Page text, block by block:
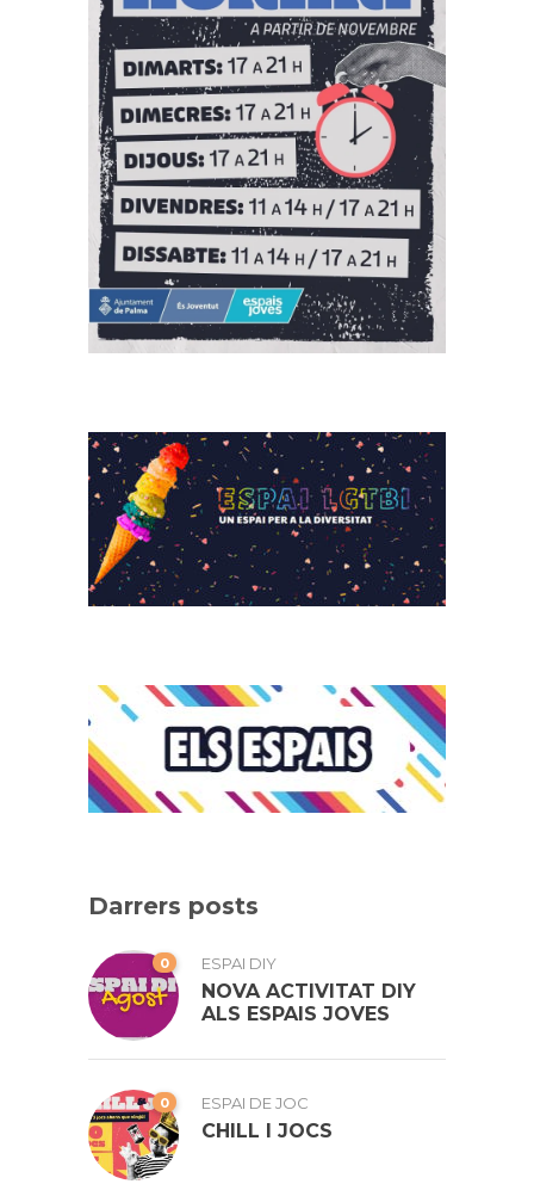
Darrers posts
0 ESPAI DIY
NOVA ACTIVITAT DIY
ALS ESPAIS JOVES
0 ESPAI DE JOC
CHILL I JOCS